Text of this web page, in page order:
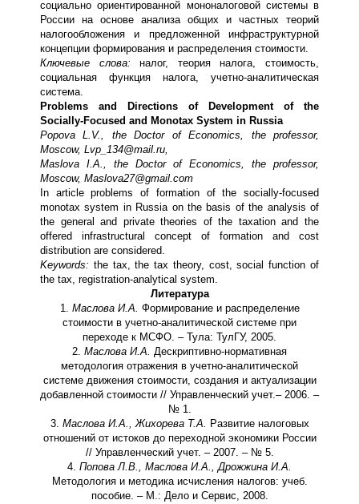
социально ориентированной мононалоговой системы в
России на основе анализа общих и частных теорий
налогообложения и предложенной инфраструктурной
концепции формирования и распределения стоимости.
Ключевые слова:налог, теория налога, стоимость,
социальная функция налога, учетно-аналитическая
система.
Problems and Directions of Development of the
Socially-Focused and Monotax System in Russia
Popova L.V., the Doctor of Economics, the professor,
Moscow, Lvp_134@mail.ru,
Maslova I.A., the Doctor of Economics, the professor,
Moscow, Maslova27@gmail.com
In article problems of formation of the socially-focused
monotax system in Russia on the basis of the analysis of
the general and private theories of the taxation and the
offered infrastructural concept of formation and cost
distribution are considered.
Keywords: the tax, the tax theory, cost, social function of
the tax, registration-analytical system.
Литература
1. Маслова И.А. Формирование и распределение
стоимости в учетно-аналитической системе при
переходе к МСФО. – Тула: ТулГУ, 2005.
2. Маслова И.А. Дескриптивно-нормативная
методология отражения в учетно-аналитической
системе движения стоимости, создания и актуализации
добавленной стоимости // Управленческий учет.– 2006. –
№ 1.
3. Маслова И.А., Жихорева Т.А. Развитие налоговых
отношений от истоков до переходной экономики России
// Управленческий учет. – 2007. – № 5.
4. Попова Л.В., Маслова И.А., Дрожжина И.А.
Методология и методика исчисления налогов: учеб.
пособие. – М.: Дело и Сервис, 2008.